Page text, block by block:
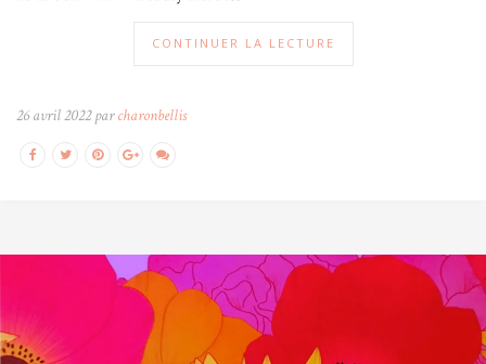
CONTINUER LA LECTURE
26 avril 2022 parcharonbellis